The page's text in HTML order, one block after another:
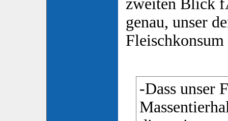
zweiten Blick
genau, unser
-Dass unser